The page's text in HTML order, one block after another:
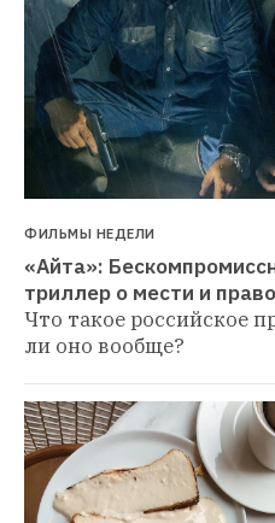
ФИЛЬМЫ НЕДЕЛИ
«Айта»:
триллер о мести и
Что такое российское
ли оно вообще?